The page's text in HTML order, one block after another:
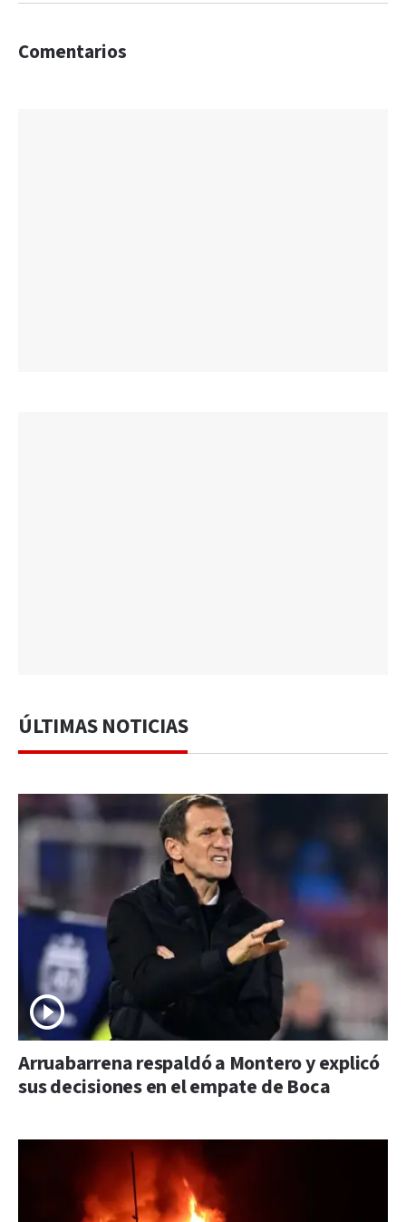
Comentarios
ÚLTIMAS NOTICIAS
Arruabarrena respaldó a Montero y explicó
sus decisiones en el empate de Boca